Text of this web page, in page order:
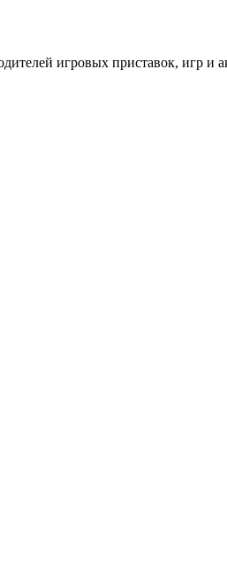
игровых приставок, игр